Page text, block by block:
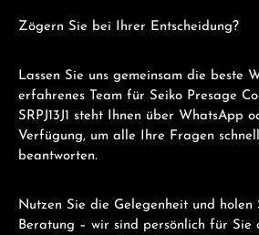
Zögern Sie bei Ihrer Entscheidung?
Lassen Sie uns gemeinsam die beste
erfahrenes Team für Seiko Presage
SRPJ13J1 steht Ihnen über WhatsApp
Verfügung, um alle Ihre Fragen
beantworten.
Nutzen Sie die Gelegenheit und holen
Beratung – wir sind persönlich für Sie